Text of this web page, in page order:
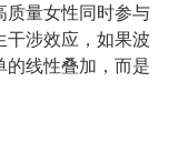
质量女性同时参与
干涉效应，如果波
的线性叠加，而是